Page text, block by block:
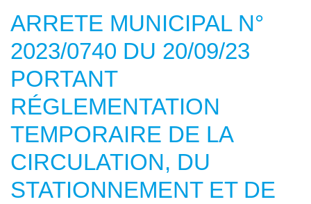
ARRETE MUNICIPAL N°
2023/0740 DU 20/09/23
PORTANT
RÉGLEMENTATION
TEMPORAIRE DE LA
CIRCULATION, DU
STATIONNEMENT ET DE